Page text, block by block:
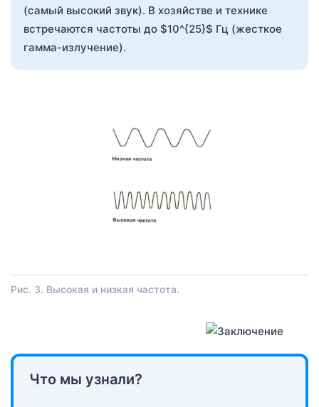
(самый высокий звук). В хозяйстве и технике
встречаются частоты до $10^{25}$ Гц (жесткое
гамма-излучение).
Рис. 3. Высокая и низкая частота.
Что мы узнали?